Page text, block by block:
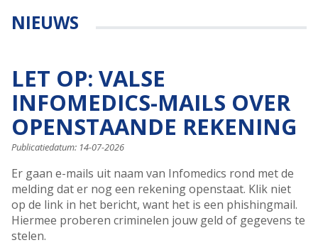
NIEUWS
LET OP: VALSE
INFOMEDICS-MAILS OVER
OPENSTAANDE REKENING
Publicatiedatum: 14-07-2026
Er gaan e-mails uit naam van Infomedics rond met de
melding dat er nog een rekening openstaat. Klik niet
op de link in het bericht, want het is een phishingmail.
Hiermee proberen criminelen jouw geld of gegevens te
stelen.